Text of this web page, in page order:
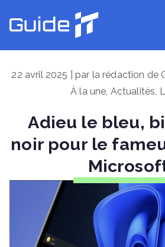
au
22 avril 2025 | par la rédaction de
À la une, Actualités,
Adieu le bleu,
noir pour le